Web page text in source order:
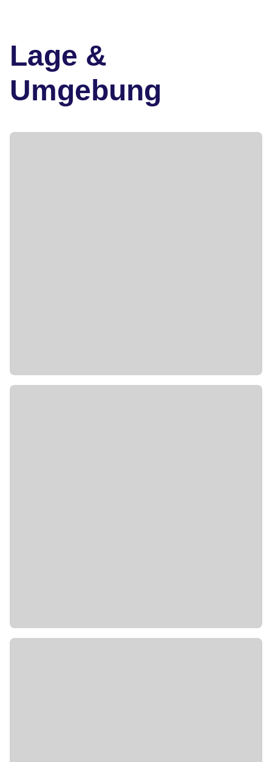
Lage &
Umgebung